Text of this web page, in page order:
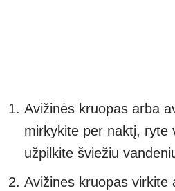
Avižinės kruopas arba
mirkykite per naktį, ryte
užpilkite šviežiu
Avižines kruopas virkite